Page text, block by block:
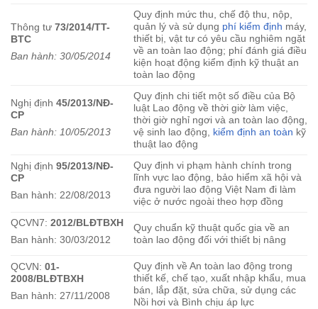
Thông tư 73/2014/TT-
BTC
Ban hành: 30/05/2014
Quy định mức thu, chế độ thu, nộp,
quản lý và sử dụng phí kiểm định máy,
thiết bị, vật tư có yêu cầu nghiêm ngặt
về an toàn lao động; phí đánh giá điều
kiện hoạt động kiểm định kỹ thuật an
toàn lao động
Nghị định 45/2013/NĐ-
CP
Ban hành: 10/05/2013
Quy định chi tiết một số điều của Bộ
luật Lao động về thời giờ làm việc,
thời giờ nghỉ ngơi và an toàn lao động,
vệ sinh lao động, kiểm định an toàn kỹ
thuật lao động
Nghị định 95/2013/NĐ-
CP
Ban hành: 22/08/2013
Quy định vi phạm hành chính trong
lĩnh vực lao động, bảo hiểm xã hội và
đưa người lao động Việt Nam đi làm
việc ở nước ngoài theo hợp đồng
QCVN7: 2012/BLĐTBXH
Ban hành: 30/03/2012
Quy chuẩn kỹ thuật quốc gia về an
toàn lao động đối với thiết bị nâng
QCVN: 01-
2008/BLĐTBXH
Ban hành: 27/11/2008
Quy định về An toàn lao động trong
thiết kế, chế tạo, xuất nhập khẩu, mua
bán, lắp đặt, sửa chữa, sử dụng các
Nồi hơi và Bình chịu áp lực